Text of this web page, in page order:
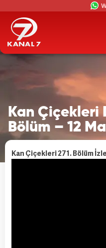
Kan Çiçekleri
Bölüm – 12
Kan Çiçekleri 271. Bölüm İzle